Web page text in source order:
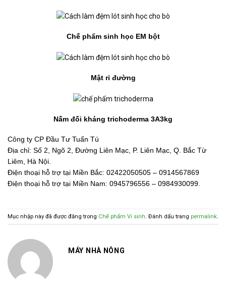
Chế phẩm sinh học EM bột
Mật rỉ đường
Nấm đối kháng trichoderma 3A3kg
Công ty CP Đầu Tư Tuấn Tú
Địa chỉ: Số 2, Ngõ 2, Đường Liên Mạc, P. Liên Mạc, Q. Bắc Từ
Liêm, Hà Nội.
Điện thoại hỗ trợ tại Miền Bắc: 02422050505 – 0914567869
Điện thoại hỗ trợ tại Miền Nam: 0945796556 – 0984930099.
Mục nhập này đã được đăng trong Chế phẩm Vi sinh. Đánh dấu trang permalink.
MÁY NHÀ NÔNG